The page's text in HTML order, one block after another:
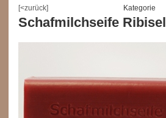
[<zurück]
Kategorie
Schafmilchseife Ribisel